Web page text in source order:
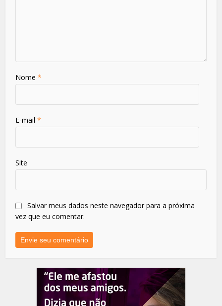
Nome*
E-mail*
Site
Salvar meus dados neste navegador para a próxima
vez que eu comentar.